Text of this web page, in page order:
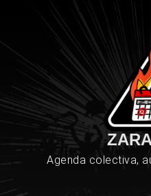
Agenda colectiva,